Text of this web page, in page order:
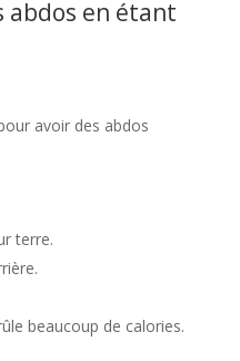
abdos en étant
avoir des abdos
terre.
beaucoup de calories.